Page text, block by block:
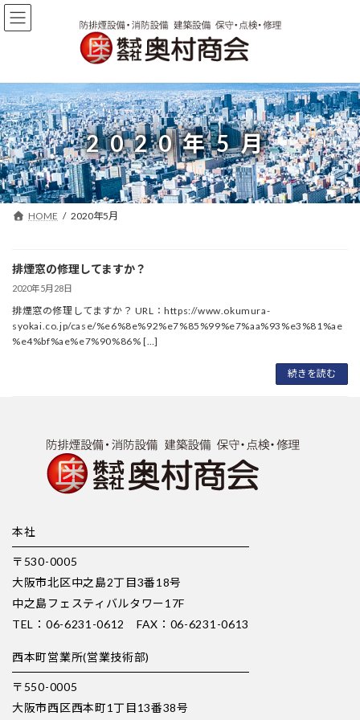
コ
ン
へ
ス
キ
ッ
プ
ナ
ビ
ョ
ン
に
移
動
2020年5月
HOME 2020年5月
排煙窓の修理してますか？
2020年5月28日
排煙窓の修理してますか？ URL：https://www.okumura-
syokai.co.jp/case/%e6%8e%92%e7%85%99%e7%aa%93%e3%81%ae
%e4%bf%ae%e7%90%86% […]
続きを読む
本社
〒530-0005
大阪市北区中之島2丁目3番18号
中之島フェスティバルタワー17F
TEL：06-6231-0612 FAX：06-6231-0613
西本町営業所(営業技術部)
〒550-0005
大阪市西区西本町1丁目13番38号